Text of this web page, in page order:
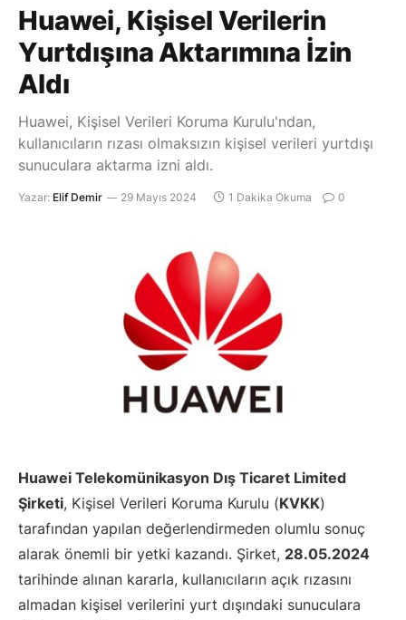
Huawei, Kişisel Verilerin
Yurtdışına Aktarımına İzin
Aldı
Huawei, Kişisel Verileri Koruma Kurulu'ndan,
kullanıcıların rızası olmaksızın kişisel verileri yurtdışı
sunuculara aktarma izni aldı.
Yazar: Elif Demir 29 Mayıs 2024 1 Dakika Okuma 0
Huawei Telekomünikasyon Dış Ticaret Limited
Şirketi, Kişisel Verileri Koruma Kurulu (KVKK)
tarafından yapılan değerlendirmeden olumlu sonuç
alarak önemli bir yetki kazandı. Şirket, 28.05.2024
tarihinde alınan kararla, kullanıcıların açık rızasını
almadan kişisel verilerini yurt dışındaki sunuculara